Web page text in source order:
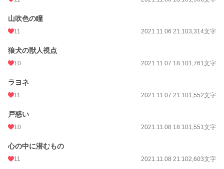
山吹色の瞳
11 2021.11.06 21:103,314文字
狼犬の獣人視点
10 2021.11.07 18:101,761文字
ラヨネ
11 2021.11.07 21:101,552文字
戸惑い
10 2021.11.08 18:101,551文字
心の中に潜むもの
11 2021.11.08 21:102,603文字